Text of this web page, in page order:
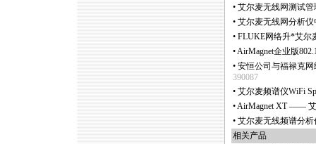
• 艾尔麦无线网测试
• 艾尔麦无线网分析仪
• FLUKE网络升*艾尔
•AirMagnet企业版
• 安恒公司与福禄克
390087
• 艾尔麦频谱仪WiFi
•AirMagnet XT ——
• 艾尔麦无线频谱分析
相关产品